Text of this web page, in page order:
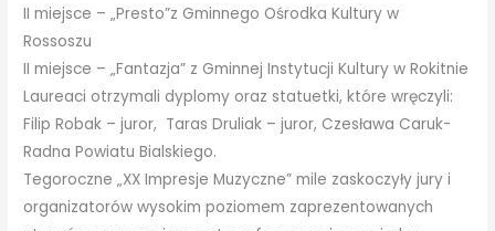
II miejsce – „Presto”z Gminnego Ośrodka Kultury w
Rossoszu
II miejsce – „Fantazja” z Gminnej Instytucji Kultury w Rokitnie
Laureaci otrzymali dyplomy oraz statuetki, które wręczyli:
Filip Robak – juror, Taras Druliak – juror, Czesława Caruk-
Radna Powiatu Bialskiego.
Tegoroczne „XX Impresje Muzyczne” mile zaskoczyły jury i
organizatorów wysokim poziomem zaprezentowanych